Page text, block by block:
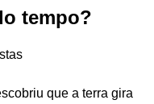
tempo?
que a terra gira